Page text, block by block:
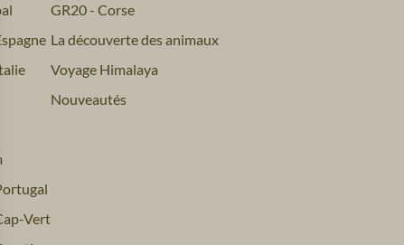
Vert
GR20 - Corse
La découverte des animaux
Voyage Himalaya
Nouveautés